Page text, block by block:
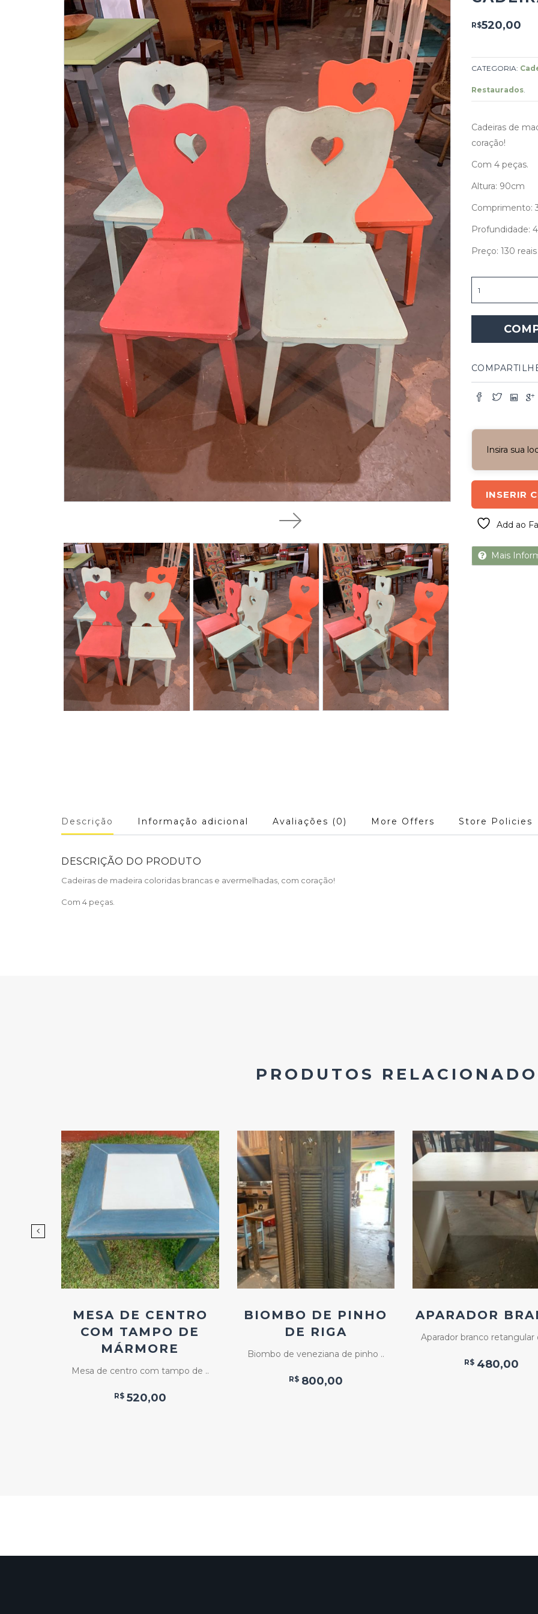
R$520,00
CATEGORIA:
Restaurados.
Cadeiras de
coração!
Com 4 peças.
Altura: 90cm
Comprimento:
Profundidade:
Preço: 130
de
coração
quantidade
Insira sua
INSERIR
Add ao
Mais
Descrição Informação adicional Avaliações (0) More Offers Store Policies
DESCRIÇÃO DO PRODUTO
Cadeiras de madeira coloridas brancas e avermelhadas, com coração!
Com 4 peças.
PRODUTOS
MESA DE CENTRO
COM TAMPO DE
MÁRMORE
Mesa de centro com tampo de ..
R$ 520,00
Add
ao
Favoritos
BIOMBO DE PINHO
DE RIGA
Biombo de veneziana de pinho ..
R$ 800,00
Add
Favoritos
APARADOR
Aparador branco retangular
R$ 480,00